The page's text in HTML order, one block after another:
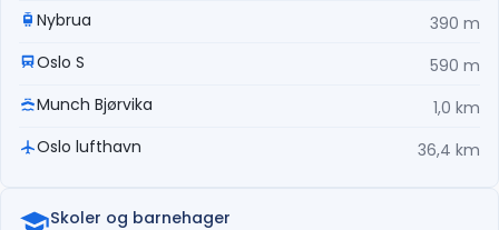
Nybrua
390 m
Oslo S
590 m
Munch Bjørvika
1,0 km
Oslo lufthavn
36,4 km
Skoler og barnehager